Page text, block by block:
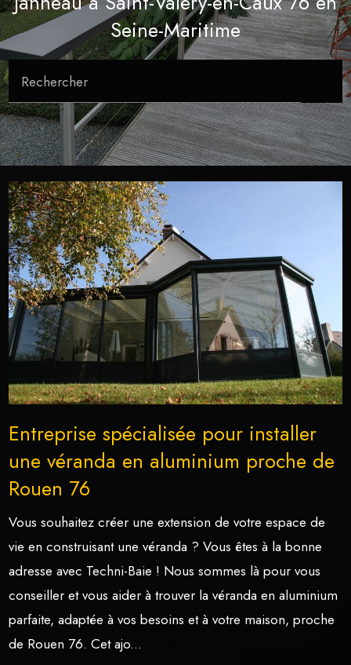
Seine-Maritime
Rechercher
Entreprise spécialisée pour installer
une véranda en aluminium proche de
Rouen 76
Vous souhaitez créer une extension de votre espace de
vie en construisant une véranda ? Vous êtes à la bonne
adresse avec Techni-Baie ! Nous sommes là pour vous
conseiller et vous aider à trouver la véranda en aluminium
parfaite, adaptée à vos besoins et à votre maison, proche
de Rouen 76. Cet ajo...